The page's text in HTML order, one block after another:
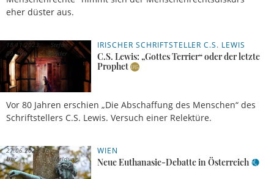
eher düster aus.
IRISCHER SCHRIFTSTELLER C.S. LEWIS
C.S. Lewis: „Gottes Terrier“ oder der letzte
Prophet
Vor 80 Jahren erschien „Die Abschaffung des Menschen“ des
Schriftstellers C.S. Lewis. Versuch einer Relektüre.
18.11.2023,
09 Uhr
Stefan
Rehder
WIEN
Neue Euthanasie-Debatte in Österreich
27.06.2023, 16
Uhr
Meldung